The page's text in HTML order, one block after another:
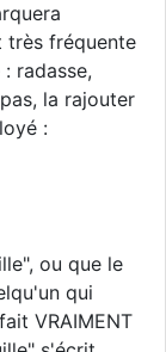
très fréquente
radasse,
la rajouter
:
ou que le
qui
VRAIMENT